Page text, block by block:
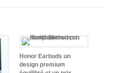
Honor Earbuds un
design premium